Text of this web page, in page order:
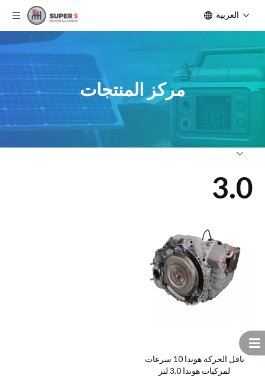
العربية
مركز المنتجات
3.0
ناقل الحركة هوندا 10 سرعات
لمركبات هوندا 3.0 لتر